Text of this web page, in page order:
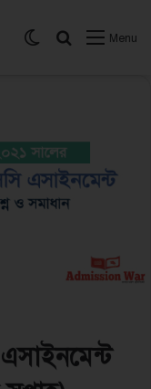
Menu
সার্চ করুন
Switch skin